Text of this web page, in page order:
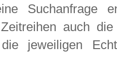
Suchanfrage
auch
jeweiligen